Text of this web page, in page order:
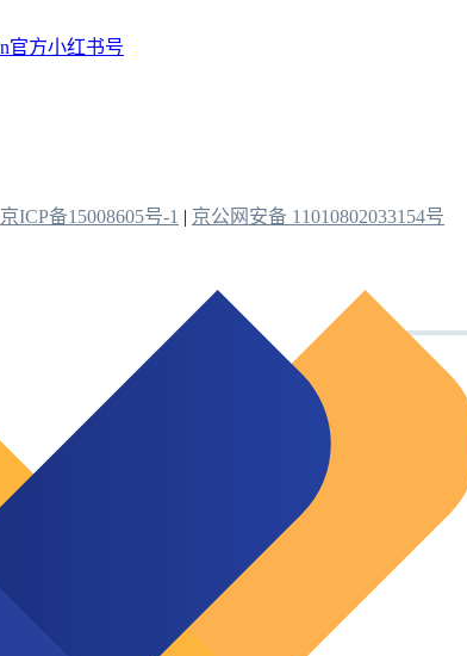
京ICP备15008605号-1 | 京公网安备 11010802033154号